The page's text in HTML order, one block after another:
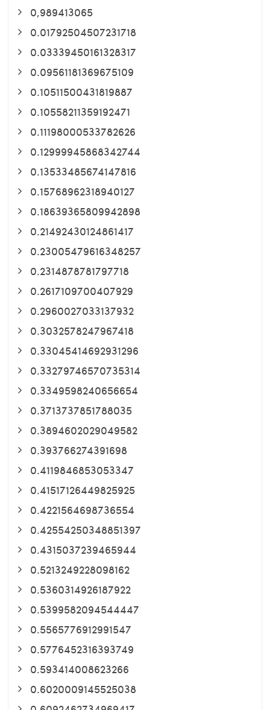
0,989413065
0.01792504507231718
0.03339450161328317
0.09561181369675109
0.10511500431819887
0.10558211359192471
0.11198000533782626
0.12999945868342744
0.13533485674147816
0.15768962318940127
0.18639365809942898
0.21492430124861417
0.23005479616348257
0.2314878781797718
0.2617109700407929
0.2960027033137932
0.3032578247967418
0.33045414692931296
0.33279746570735314
0.3349598240656654
0.3713737851788035
0.3894602029049582
0.393766274391698
0.4119846853053347
0.41517126449825925
0.4221564698736554
0.42554250348851397
0.4315037239465944
0.5213249228098162
0.5360314926187922
0.5399582094544447
0.5565776912991547
0.5776452316393749
0.593414008623266
0.6020009145525038